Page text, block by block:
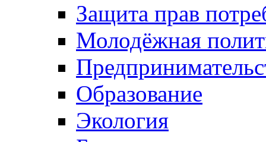
Защита прав
Молодёжная
Образование
Экология